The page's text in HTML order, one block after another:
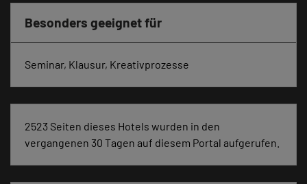
Besonders geeignet für
Seminar, Klausur, Kreativprozesse
2523 Seiten dieses Hotels wurden in den
vergangenen 30 Tagen auf diesem Portal aufgerufen.